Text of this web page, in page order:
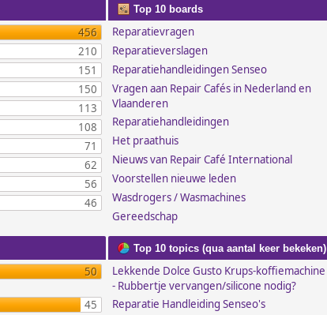
456
210
151
150
113
108
71
62
56
46
Top 10 boards
Reparatievragen
Reparatieverslagen
Reparatiehandleidingen Senseo
Vragen aan Repair Cafés in Nederland en
Vlaanderen
Reparatiehandleidingen
Het praathuis
Nieuws van Repair Café International
Voorstellen nieuwe leden
Wasdrogers / Wasmachines
Gereedschap
50
45
Top 10 topics (qua aantal keer bekeken)
Lekkende Dolce Gusto Krups-koffiemachine
- Rubbertje vervangen/silicone nodig?
Reparatie Handleiding Senseo's